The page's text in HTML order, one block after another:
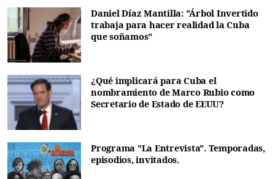
Daniel Díaz Mantilla: "Árbol Invertido
trabaja para hacer realidad la Cuba
que soñamos"
¿Qué implicará para Cuba el
nombramiento de Marco Rubio como
Secretario de Estado de EEUU?
Programa "La Entrevista". Temporadas,
episodios, invitados.